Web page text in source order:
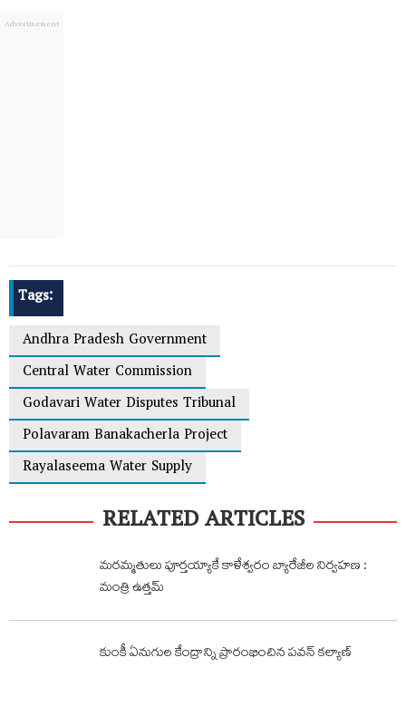
Tags:
Andhra Pradesh Government
Central Water Commission
Godavari Water Disputes Tribunal
Polavaram Banakacherla Project
Rayalaseema Water Supply
RELATED ARTICLES
మరమ్మతులు పూర్తయ్యాకే కాళేశ్వరం బ్యారేజీల నిర్వహణ :
మంత్రి ఉత్తమ్
కుంకీ ఏనుగుల కేంద్రాన్ని ప్రారంభించిన పవన్ కల్యాణ్